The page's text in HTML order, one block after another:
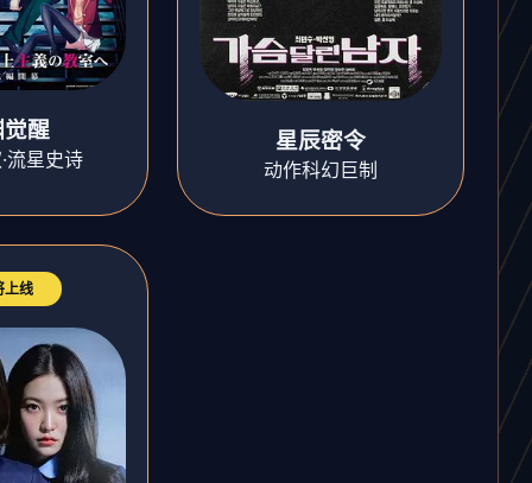
醒
流星史诗
星辰密令
动作科幻巨制
上线